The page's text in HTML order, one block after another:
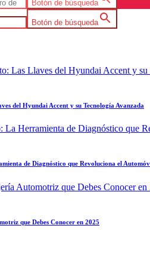
Botón de búsqueda
Botón de búsqueda
del Hyundai Accent y su Tecnología Avanzada
de Diagnóstico que Revoluciona el
que Debes Conocer en 2025